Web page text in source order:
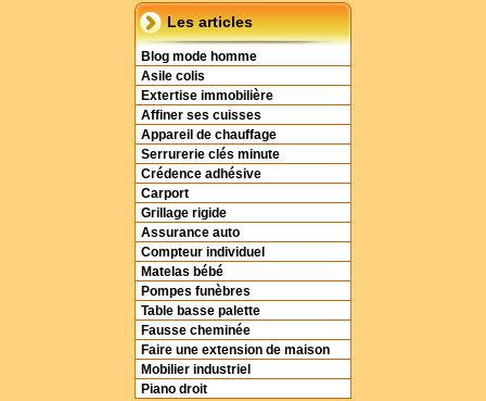
Les articles
Blog mode homme
Asile colis
Extertise immobilière
Affiner ses cuisses
Appareil de chauffage
Serrurerie clés minute
Crédence adhésive
Carport
Grillage rigide
Assurance auto
Compteur individuel
Matelas bébé
Pompes funèbres
Table basse palette
Fausse cheminée
Faire une extension de maison
Mobilier industriel
Piano droit